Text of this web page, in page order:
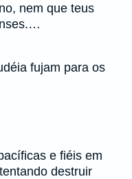
nem que teus
fujam para os
e fiéis em
destruir